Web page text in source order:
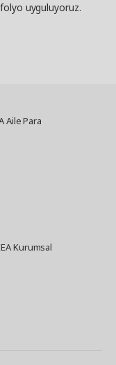
uyguluyoruz.
Aile Para
Kurumsal